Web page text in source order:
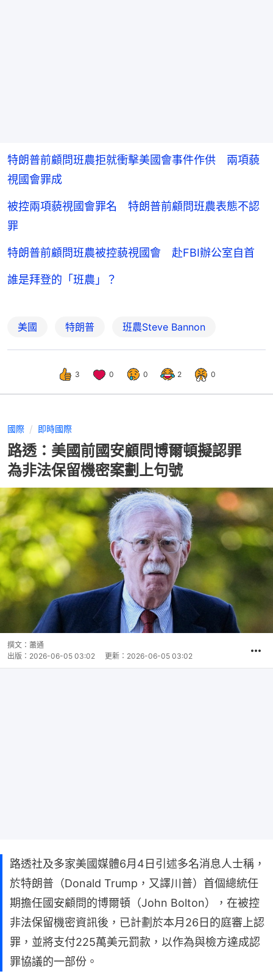
特朗普前顧問班農拒就衝擊美國會事件作供 兩項藐
視國會罪成
被控兩項藐視國會罪名 特朗普前顧問班農表態不認
罪
特朗普前顧問班農被控藐視國會 赴FBI辦公室自首
誰是拜登的「班農」？
美國 特朗普 班農Steve Bannon
3 0 0 2 0
國際 即時國際
路透：美國前國安顧問博爾頓擬認罪
為非法保留機密案劃上句號
撰文： 蕭通
出版： 2026-06-05 03:02 更新： 2026-06-05 03:02
路透社及多家美國媒體6月4日引述多名消息人士稱，
於特朗普（Donald Trump，又譯川普）首個總統任
期擔任國安顧問的博爾頓（John Bolton），在被控
非法保留機密資訊後，已計劃於本月26日的庭審上認
罪，並將支付225萬美元罰款，以作為與檢方達成認
罪協議的一部份。